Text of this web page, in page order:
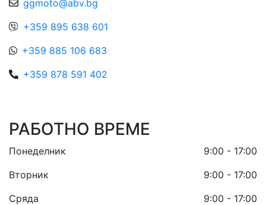
ggmoto@abv.bg
+359 895 638 601
+359 885 106 683
+359 878 591 402
РАБОТНО ВРЕМЕ
Понеделник
9:00 - 17:00
Вторник
9:00 - 17:00
Сряда
9:00 - 17:00